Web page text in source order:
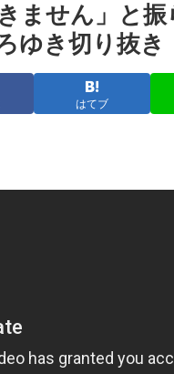
ません」と
ゆき切り抜
はてブ